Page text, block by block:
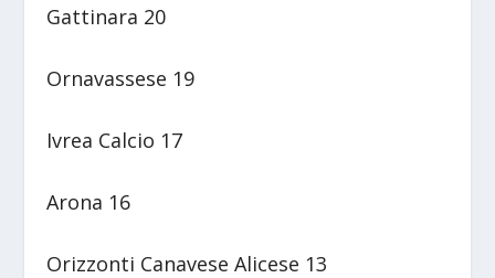
Gattinara 20
Ornavassese 19
Ivrea Calcio 17
Arona 16
Orizzonti Canavese Alicese 13